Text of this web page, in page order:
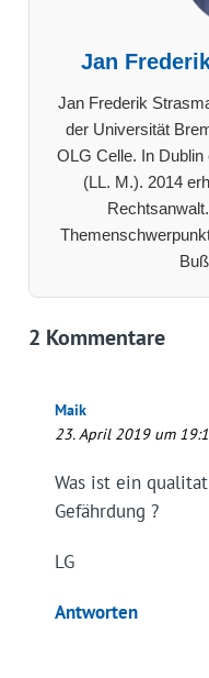
Jan
Jan Frederik
der Universität
OLG Celle. In
(LL. M.). 2014
2 Kommentare
Maik
23. April 2019 um
Was ist ein
Gefährdung ?
LG
Antworten